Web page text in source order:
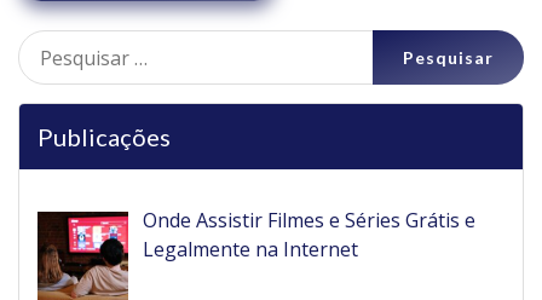
Pesquisar
por:
Publicações
Onde Assistir Filmes e Séries Grátis e
Legalmente na Internet